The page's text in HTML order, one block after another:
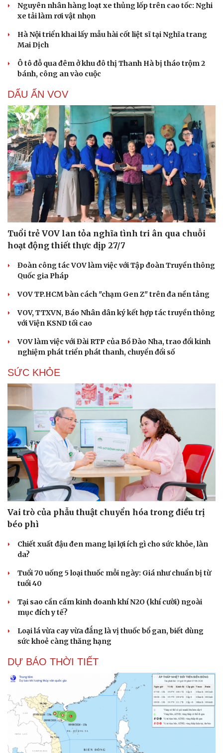
Cải chính
Nguyên nhân hàng loạt xe thủng lốp trên cao tốc: Nghi
xe tải làm rơi vật nhọn
Hà Nội triển khai lấy mẫu hài cốt liệt sĩ tại Nghĩa trang
Mai Dịch
Ô tô đỗ qua đêm ở khu đô thị Thanh Hà bị tháo trộm 2
bánh, công an vào cuộc
DẤU ẤN VOV
Tuổi trẻ VOV lan tỏa nghĩa tình tri ân qua chuỗi
hoạt động thiết thực dịp 27/7
Đoàn công tác VOV làm việc với Tập đoàn Truyền thông
Quốc gia Pháp
VOV TP.HCM bàn cách "chạm Gen Z" trên đa nền tảng
VOV, TTXVN, Báo Nhân dân ký kết hợp tác truyền thông
với Viện KSND tối cao
VOV làm việc với Đài RTP của Bồ Đào Nha, trao đổi kinh
nghiệm phát triển phát thanh, chuyển đổi số
SỨC KHỎE
Vai trò của phẫu thuật chuyển hóa trong điều trị
béo phì
Chiết xuất đậu đen mang lại lợi ích gì cho sức khỏe, làn
da?
Tuổi 70 uống 5 loại thuốc mỗi ngày: Giá như chuẩn bị từ
tuổi 40
Tại sao cần cấm kinh doanh khí N2O (khí cười) ngoài
mục đích y tế?
Loại lá vừa cay vừa đắng là vị thuốc bổ gan, biết dùng
sức khoẻ càng thăng hạng
DỰ BÁO THỜI TIẾT